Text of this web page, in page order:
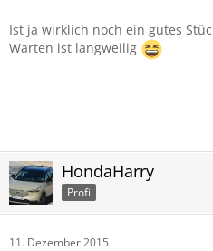
Ist ja wirklich noch ein gutes
Warten ist langweilig
HondaHarry
Profi
11. Dezember 2015